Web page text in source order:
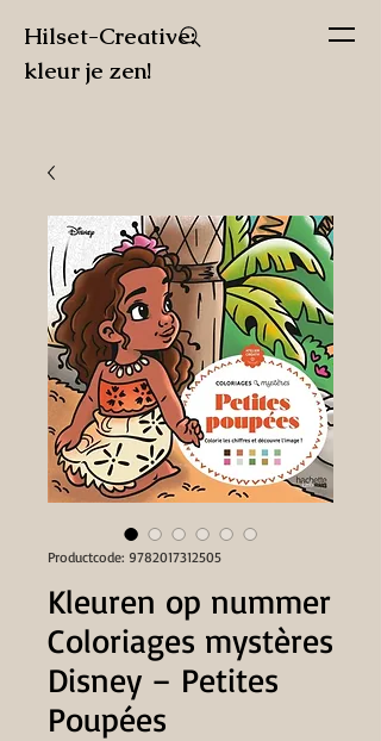
Hilset-Creative:
kleur je zen!
Productcode: 9782017312505
Kleuren op nummer
Coloriages mystères
Disney – Petites
Poupées